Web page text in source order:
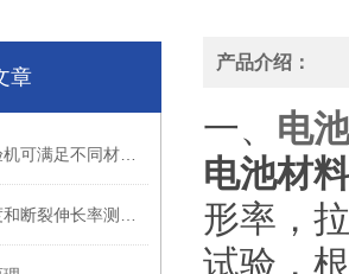
章
产品介绍：
一、 电
电池材
形率，
试验，